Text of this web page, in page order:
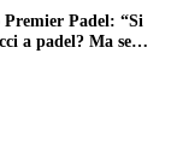
Padel: “Si
a padel? Ma se